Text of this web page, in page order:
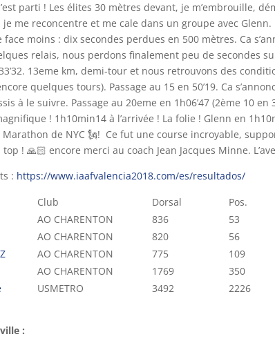
parti ! Les élites 30 mètres devant, je m’embrouille,
me reconcentre et me cale dans un groupe avec Glenn.
moins : dix secondes perdues en 500 mètres. Ca
relais, nous perdons finalement peu de secondes
13eme km, demi-tour et nous retrouvons des
quelques tours). Passage au 15 en 50’19. Ca
à le suivre. Passage au 20eme en 1h06’47 (2ème 10
! 1h10min14 à l’arrivée ! La folie ! Glenn en
Marathon de NYC🗽! Ce fut une course incroyable,
top !🙏🏻 encore merci au coach Jean Jacques Minne.
: https://www.iaafvalencia2018.com/es/resultados/
Club Dorsal Pos.
AO CHARENTON 836 53
AO CHARENTON 820 56
AO CHARENTON 775 109
AO CHARENTON 1769 350
USMETRO 3492 2226
: